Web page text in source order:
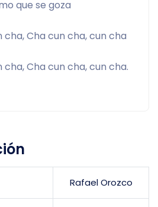
que se goza
cha, Cha cun cha, cun cha
cha, Cha cun cha, cun cha.
Rafael Orozco